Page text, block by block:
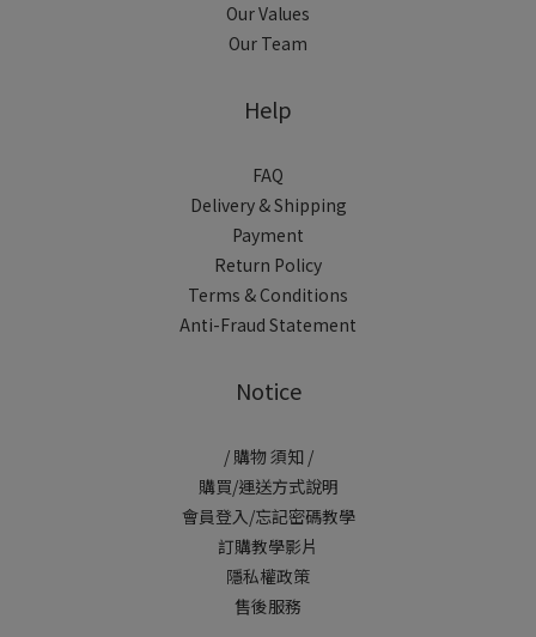
Our Values
Our Team
Help
FAQ
Delivery & Shipping
Payment
Return Policy
Terms & Conditions
Anti-Fraud Statement
Notice
/ 購物 須知 /
購買/運送方式說明
會員登入/忘記密碼教學
訂購教學影片
隱私權政策
售後服務